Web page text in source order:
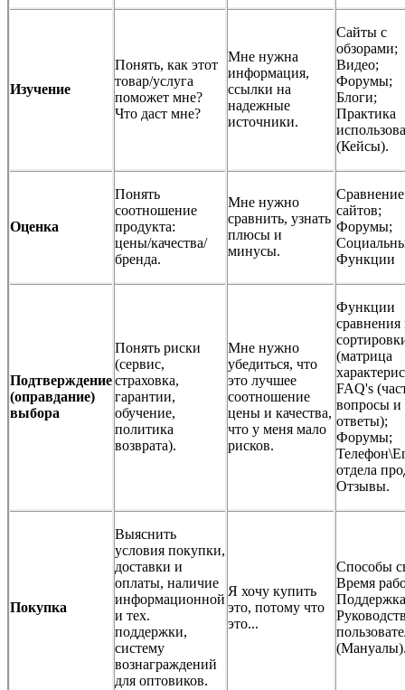
Изучение
Понять, как этот
товар/услуга
поможет мне?
Что даст мне?
Мне нужна
информация,
ссылки на
надежные
источники.
Сайты с
обзорами;
Видео;
Форумы;
Блоги;
Практика
(Кейсы).
Оценка
Понять
соотношение
продукта:
цены/качества/
бренда.
Мне нужно
сравнить, узнать
плюсы и
минусы.
Сравнение
сайтов;
Форумы;
Функции
Подтверждение
(оправдание)
выбора
Понять риски
(сервис,
страховка,
гарантии,
обучение,
политика
возврата).
Мне нужно
убедиться, что
это лучшее
соотношение
цены и качества,
что у меня мало
рисков.
Функции
сравнения
(матрица
FAQ's
вопросы и
ответы);
Форумы;
отдела
Отзывы.
Покупка
Выяснить
условия покупки,
доставки и
оплаты, наличие
информационной
и тех.
поддержки,
систему
вознаграждений
для оптовиков.
Я хочу купить
это, потому что
это...
Способы
Время